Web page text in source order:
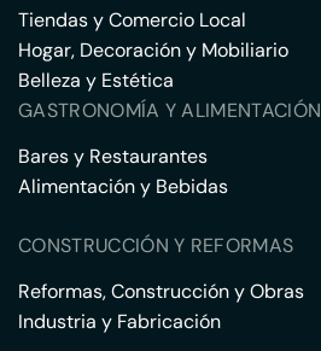
Tiendas y Comercio Local
Hogar, Decoración y Mobiliario
Belleza y Estética
GASTRONOMÍA Y ALIMENTACIÓN
Bares y Restaurantes
Alimentación y Bebidas
CONSTRUCCIÓN Y REFORMAS
Reformas, Construcción y Obras
Industria y Fabricación